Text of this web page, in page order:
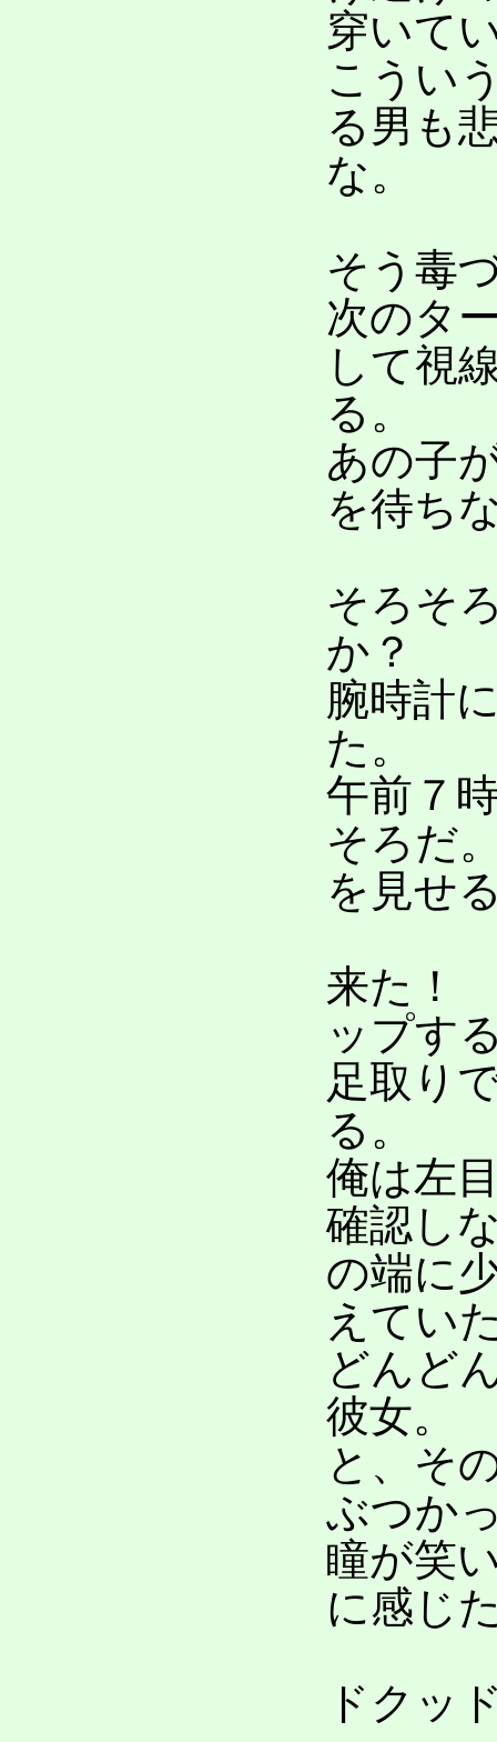
穿いて
こうい
る男も
な。
そう毒
次のタ
して視
る。
あの子
を待ち
そろそ
か？
腕時計
た。
午前７
そろだ
を見せ
来た！
ップす
足取り
る。
俺は左
確認し
の端に
えてい
どんど
彼女。
と、そ
ぶつか
瞳が笑
に感じ
ドク